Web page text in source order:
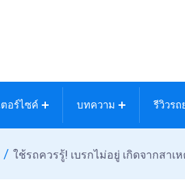
ตอร์ไซค์ บทความ รีวิวร
ใช้รถควรรู้! เบรกไม่อยู่ เกิดจากสาเ